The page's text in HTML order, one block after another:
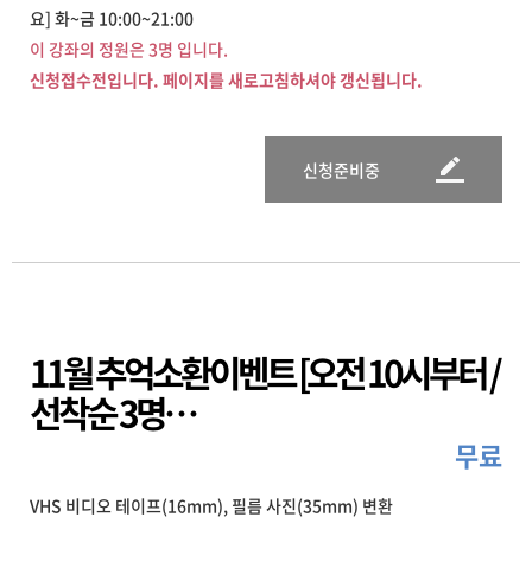
요] 화~금 10:00~21:00
이 강좌의 정원은 3명 입니다.
신청접수전입니다. 페이지를 새로고침하셔야 갱신됩니다.
신청준비중
11월 추억소환이벤트 [오전 10시부터 /
선착순 3명…
무료
VHS 비디오 테이프(16mm), 필름 사진(35mm) 변환